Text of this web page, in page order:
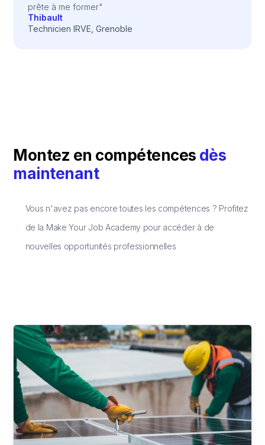
prête à me former"
Thibault
Technicien IRVE, Grenoble
Montez en compétences dès
maintenant
Vous n'avez pas encore toutes les compétences ? Profitez
de la Make Your Job Academy pour accéder à de
nouvelles opportunités professionnelles